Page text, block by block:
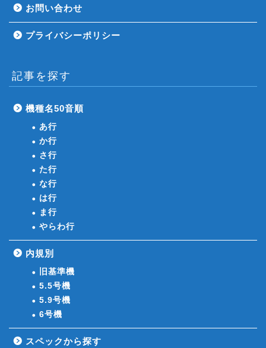
お問い合わせ
プライバシーポリシー
記事を探す
機種名50音順
あ行
か行
さ行
た行
な行
は行
ま行
やらわ行
内規別
旧基準機
5.5号機
5.9号機
6号機
スペックから探す